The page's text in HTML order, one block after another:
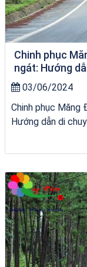
Chinh phục
ngát: Hướng
03/06/2024
Chinh phục Măng
Hướng dẫn di
chèo